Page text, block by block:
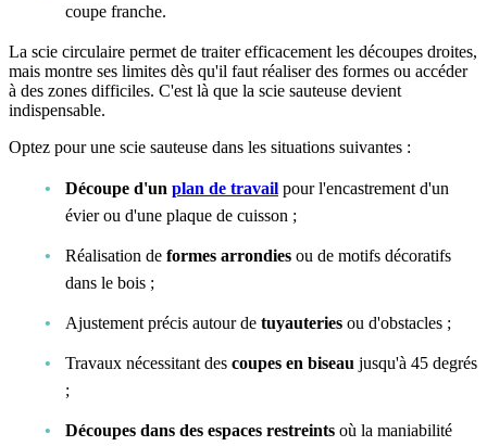
coupe franche.
La scie circulaire permet de traiter efficacement les découpes droites,
mais montre ses limites dès qu'il faut réaliser des formes ou accéder
à des zones difficiles. C'est là que la scie sauteuse devient
indispensable.
Optez pour une scie sauteuse dans les situations suivantes :
Découpe d'un plan de travail pour l'encastrement d'un
évier ou d'une plaque de cuisson ;
Réalisation de formes arrondies ou de motifs décoratifs
dans le bois ;
Ajustement précis autour de tuyauteries ou d'obstacles ;
Travaux nécessitant des coupes en biseau jusqu'à 45 degrés
;
Découpes dans des espaces restreints où la maniabilité